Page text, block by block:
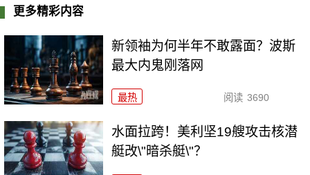
更多精彩内容
新领袖为何半年不敢露面？波斯
最大内鬼刚落网
最热 阅读 3690
水面拉跨！美利坚19艘攻击核潜
艇改\"暗杀艇\"？